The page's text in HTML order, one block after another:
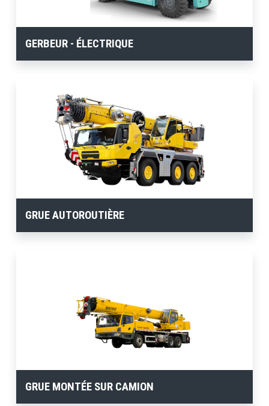
GERBEUR - ÉLECTRIQUE
GRUE AUTOROUTIÈRE
GRUE MONTÉE SUR CAMION